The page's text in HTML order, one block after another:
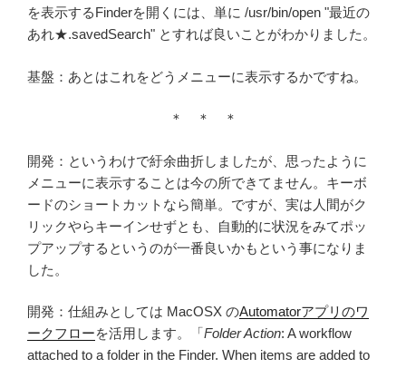
を表示するFinderを開くには、単に /usr/bin/open "最近の
あれ★.savedSearch" とすれば良いことがわかりました。
基盤：あとはこれをどうメニューに表示するかですね。
＊ ＊ ＊
開発：というわけで紆余曲折しましたが、思ったように
メニューに表示することは今の所できてません。キーボ
ードのショートカットなら簡単。ですが、実は人間がク
リックやらキーインせずとも、自動的に状況をみてポッ
プアップするというのが一番良いかもという事になりま
した。
開発：仕組みとしては MacOSX のAutomatorアプリのワ
ークフローを活用します。「Folder Action: A workflow
attached to a folder in the Finder. When items are added to